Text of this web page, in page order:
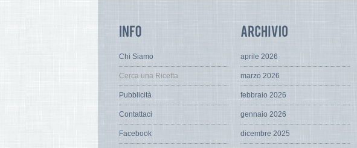
Chi Siamo
Cerca una Ricetta
Pubblicità
Contattaci
Facebook
aprile 2026
marzo 2026
febbraio 2026
gennaio 2026
dicembre 2025